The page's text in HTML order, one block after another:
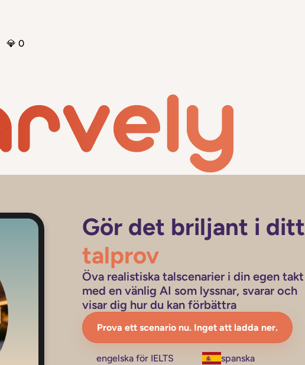
💎 0
Gör det briljant i ditt
talprov
Öva realistiska talscenarier i din egen takt
med en vänlig AI som lyssnar, svarar och
visar dig hur du kan förbättra
Prova ett scenario nu. Inget att ladda ner.
engelska för IELTS spanska